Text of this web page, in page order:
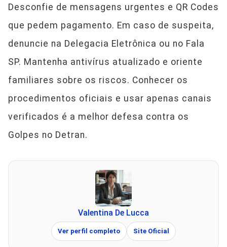
Desconfie de mensagens urgentes e QR Codes
que pedem pagamento. Em caso de suspeita,
denuncie na Delegacia Eletrônica ou no Fala
SP. Mantenha antivírus atualizado e oriente
familiares sobre os riscos. Conhecer os
procedimentos oficiais e usar apenas canais
verificados é a melhor defesa contra os
Golpes no Detran.
Valentina De Lucca
Ver perfil completo Site Oficial